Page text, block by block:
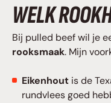
WELK
Bij pulled beef wil je
rooksmaak. Mijn
Eikenhout is de
rundvlees goed